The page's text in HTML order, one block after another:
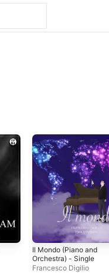
Il Mondo (Piano and
Orchestra) - Single
Francesco Digilio